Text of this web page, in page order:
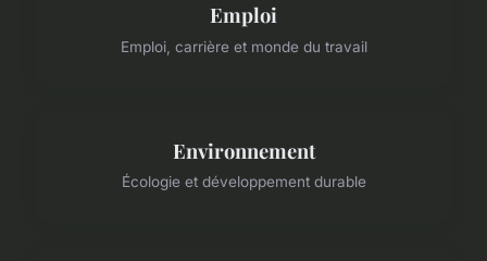
Emploi
Emploi, carrière et monde du travail
Environnement
Écologie et développement durable